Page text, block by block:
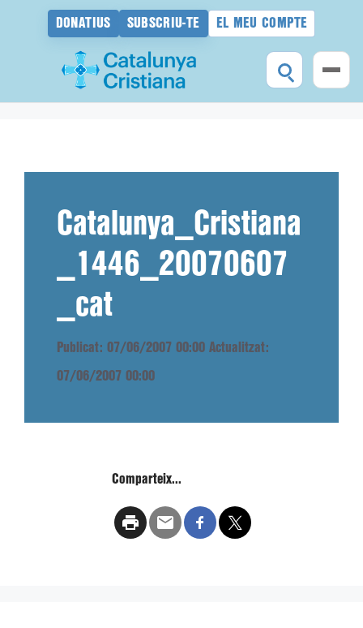
DONATIUS SUBSCRIU-TE EL MEU COMPTE
Catalunya_Cristiana
_1446_20070607
_cat
Publicat: 07/06/2007 00:00 Actualitzat:
07/06/2007 00:00
Comparteix...